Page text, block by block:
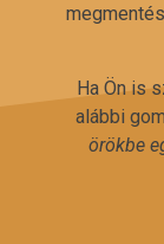
Ha Ön is
alábbi
örökbe